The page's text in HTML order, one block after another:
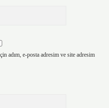
adım, e-posta adresim ve site adresim